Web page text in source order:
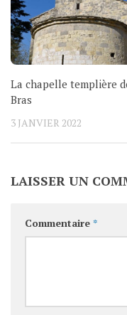
La chapelle templière
Bras
3 JANVIER 2022
LAISSER UN
Commentaire *